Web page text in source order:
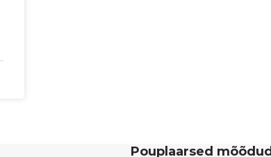
Pouplaarsed mõõdud